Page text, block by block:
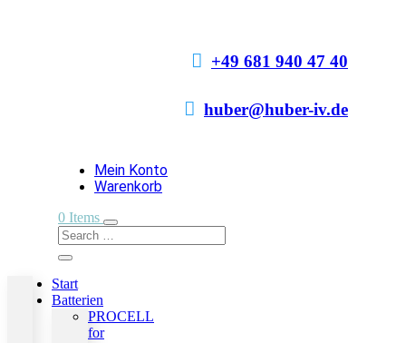
 +49 681 940 47 40
 huber@huber-iv.de
Mein Konto
Warenkorb
0 Items
Start
Batterien
PROCELL
for